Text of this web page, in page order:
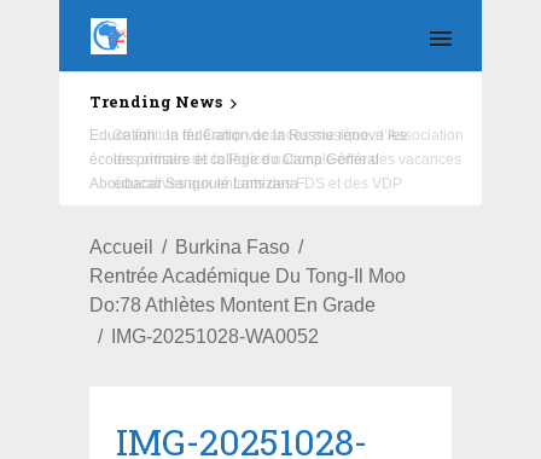
Trending News
Education : la fédération de la Russie rénove les
écoles primaire et collège du Camp Général
Aboubacar Sangoulé Lamizana
Accueil
Burkina Faso
Rentrée Académique Du Tong-Il Moo
Do:78 Athlètes Montent En Grade
IMG-20251028-WA0052
IMG-20251028-